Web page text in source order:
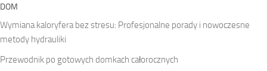
DOM
Wymiana kaloryfera bez stresu: Profesjonalne porady i nowoczesne
metody hydrauliki
Przewodnik po gotowych domkach całorocznych